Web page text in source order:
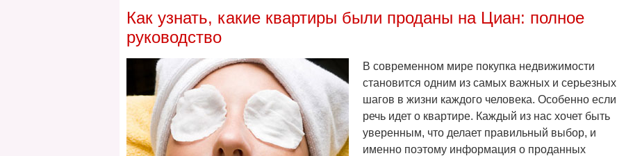
Как узнать, какие квартиры были проданы на Циан: полное
руководство
В современном мире покупка недвижимости
становится одним из самых важных и серьезных
шагов в жизни каждого человека. Особенно если
речь идет о квартире. Каждый из нас хочет быть
уверенным, что делает правильный выбор, и
именно поэтому информация о проданных